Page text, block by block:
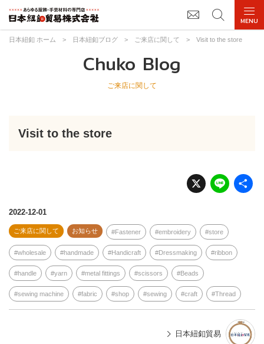
日本紐釦 ホーム > 日本紐釦ブログ > ご来店に関して > Visit to the store
Chuko Blog
ご来店に関して
Visit to the store
X Li
n
2022-12-01
ご来店に関して お知らせ Fastener embroidery store
wholesale handmade Handicraft Dressmaking ribbon
handle yarn metal fittings scissors Beads
sewing machine fabric shop sewing craft Thread
日本紐釦貿易